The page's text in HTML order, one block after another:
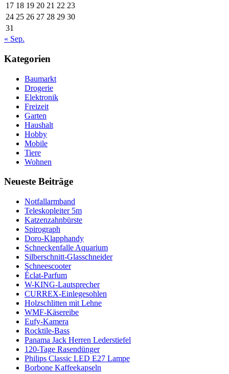
17 18 19 20 21 22 23
24 25 26 27 28 29 30
31
« Sep.
Kategorien
Baumarkt
Drogerie
Elektronik
Freizeit
Garten
Haushalt
Hobby
Mobile
Tiere
Wohnen
Neueste Beiträge
Notfallarmband
Teleskopleiter 5m
Katzenzahnbürste
Spirograph
Doro-Klapphandy
Schneckenfalle Aquarium
Silberschnitt-Glasschneider
Schneescooter
Éclat-Parfum
W-KING-Lautsprecher
CURREX-Einlegesohlen
Holzschlitten mit Lehne
WMF-Käsereibe
Eufy-Kamera
Rocktile-Bass
Panama Jack Herren Lederstiefel
120-Tage Rasendünger
Philips Classic LED E27 Lampe
Borbone Kaffeekapseln